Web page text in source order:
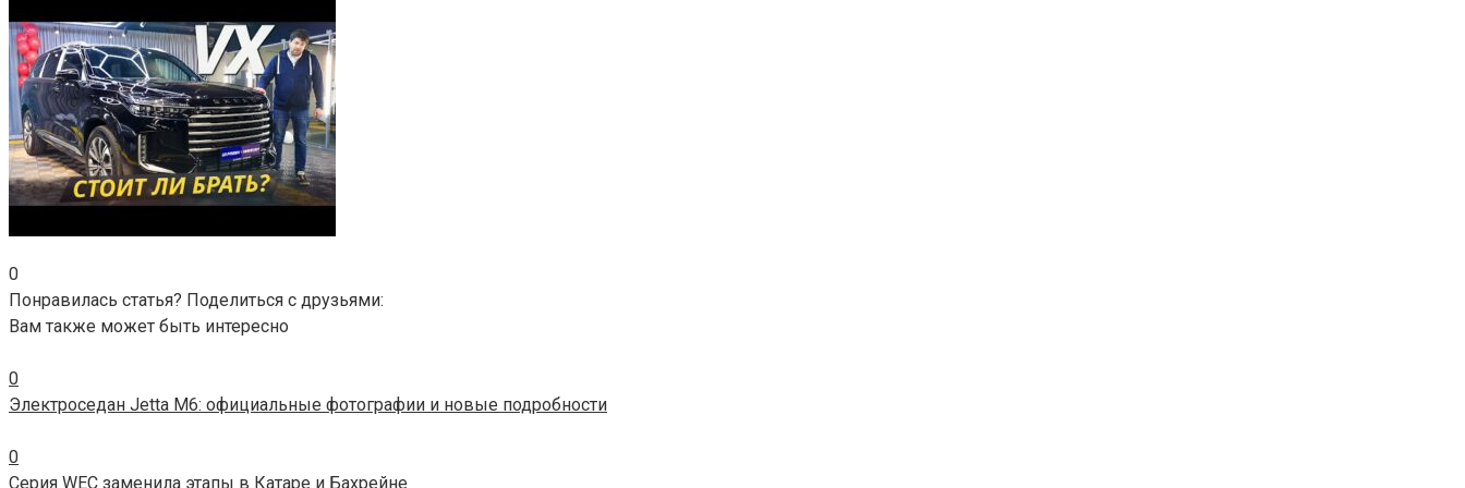
0
Понравилась статья? Поделиться с друзьями:
Вам также может быть интересно
0
Электроседан Jetta M6: официальные фотографии и новые подробности
0
Серия WEC заменила этапы в Катаре и Бахрейне